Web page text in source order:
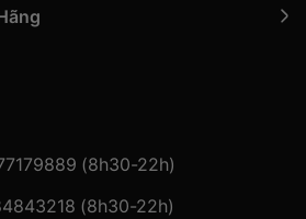
(8h30-22h)
(8h30-22h)